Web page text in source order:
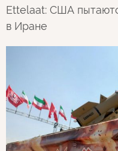
Ettelaat: США
в Иране